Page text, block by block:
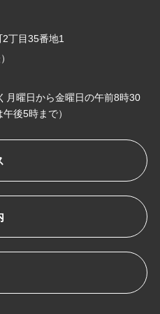
丁目35番地1
月曜日から金曜日の午前8時30
後5時まで）